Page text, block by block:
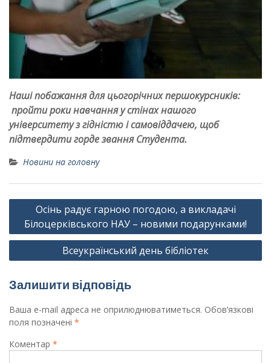
Наші побажання для цьогорічних першокурсників:
пройти роки навчання у стінах нашого
університету з гідністю і самовіддачею, щоб
підтвердити горде звання Студента.
Новини на головну
Навігація
записів
Осінь радує гарною погодою, а викладачі
Білоцерківського НАУ – новими подарунками!
Всеукраїнський день бібліотек
Залишити відповідь
Ваша e-mail адреса не оприлюднюватиметься. Обов’язкові
поля позначені *
Коментар *